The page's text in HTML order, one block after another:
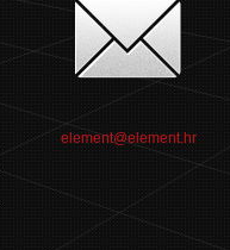
element@element.hr